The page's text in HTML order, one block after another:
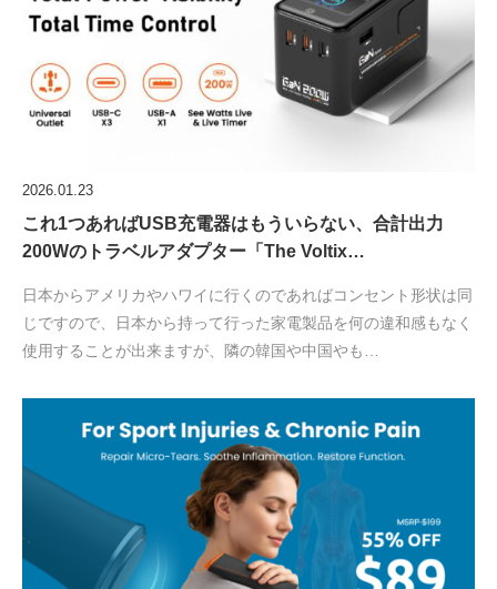
2026.01.23
これ1つあればUSB充電器はもういらない、合計出力
200Wのトラベルアダプター「The Voltix…
日本からアメリカやハワイに行くのであればコンセント形状は同
じですので、日本から持って行った家電製品を何の違和感もなく
使用することが出来ますが、隣の韓国や中国やも…